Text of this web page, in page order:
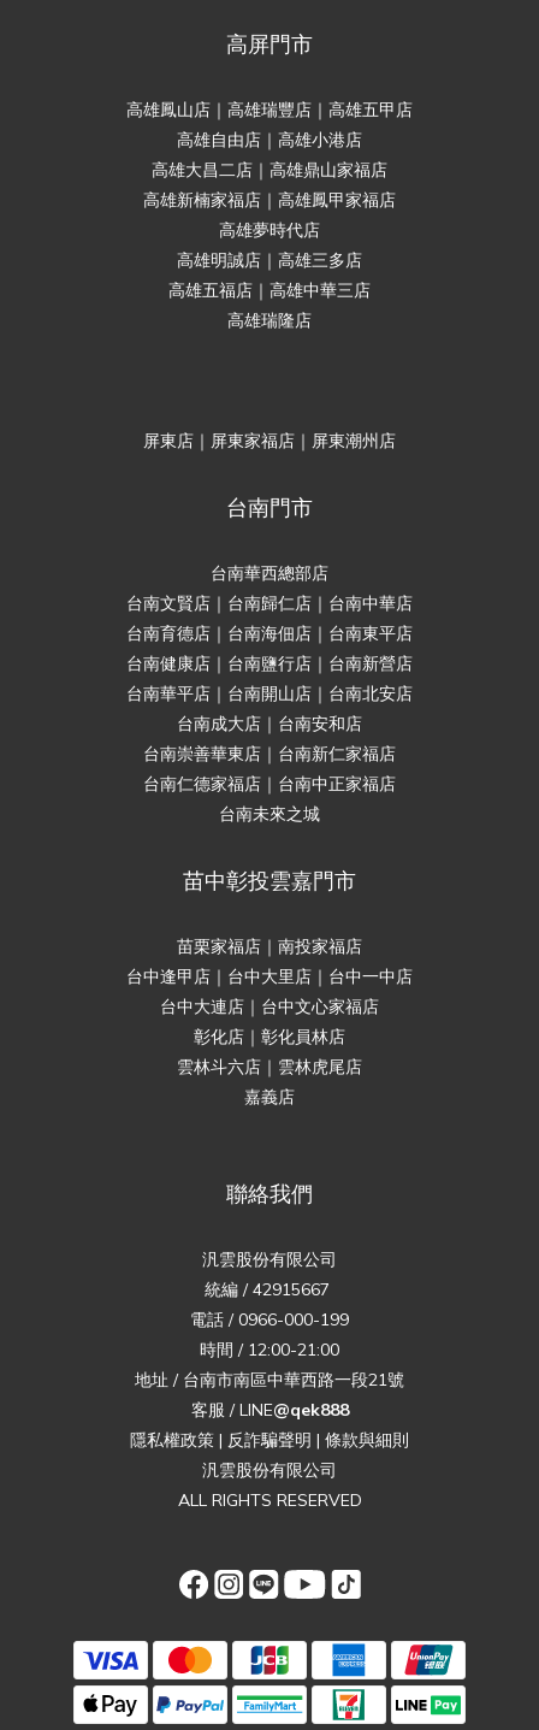
高屏門市
高雄鳳山店｜高雄瑞豐店｜高雄五甲店
高雄自由店｜高雄小港店
高雄大昌二店｜高雄鼎山家福店
高雄新楠家福店｜高雄鳳甲家福店
高雄夢時代店
高雄明誠店｜高雄三多店
高雄五福店｜高雄中華三店
高雄瑞隆店
屏東店｜屏東家福店｜屏東潮州店
台南門市
台南華西總部店
台南文賢店｜台南歸仁店｜台南中華店
台南育德店｜台南海佃店｜台南東平店
台南健康店｜台南鹽行店｜台南新營店
台南華平店｜台南開山店｜台南北安店
台南成大店｜台南安和店
台南崇善華東店｜台南新仁家福店
台南仁德家福店｜台南中正家福店
台南未來之城
苗中彰投雲嘉門市
苗栗家福店｜南投家福店
台中逢甲店｜台中大里店｜台中一中店
台中大連店｜台中文心家福店
彰化店｜彰化員林店
雲林斗六店｜雲林虎尾店
嘉義店
聯絡我們
汎雲股份有限公司
統編 / 42915667
電話 / 0966-000-199
時間 / 12:00-21:00
地址 / 台南市南區中華西路一段21號
客服 / LINE@qek888
隱私權政策 | 反詐騙聲明 | 條款與細則
汎雲股份有限公司
ALL RIGHTS RESERVED